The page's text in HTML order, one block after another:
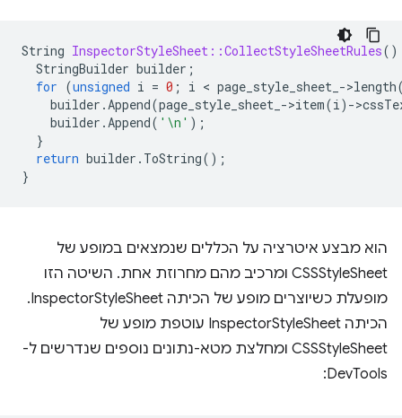
String InspectorStyleSheet::CollectStyleSheetRules()
StringBuilder builder ;
for (unsigned i = 0 ; i < page_style_sheet_ ->length
builder .Append(page_style_sheet_ ->item(i) ->
builder .Append( '\n' );
}
return builder . ToString();
}
הוא מבצע איטרציה על הכללים שנמצאים במופע של
CSSStyleSheet ומרכיב מהם מחרוזת אחת. השיטה הזו
מופעלת כשיוצרים מופע של הכיתה InspectorStyleSheet.
הכיתה InspectorStyleSheet עוטפת מופע של
CSSStyleSheet ומחלצת מטא-נתונים נוספים שנדרשים ל-
DevTools: